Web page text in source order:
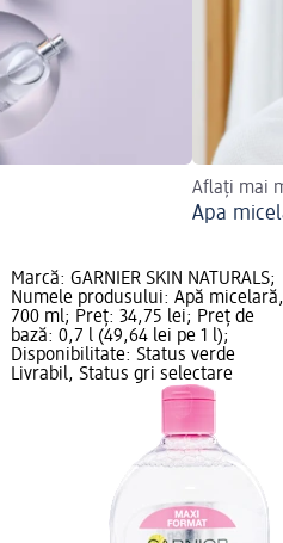
Aflați mai
Apa
Marcă: GARNIER SKIN NATURALS;
Numele produsului: Apă micelară,
700 ml; Preț: 34,75 lei; Preț de
bază: 0,7 l (49,64 lei pe 1 l);
Disponibilitate: Status verde
Livrabil, Status gri selectare